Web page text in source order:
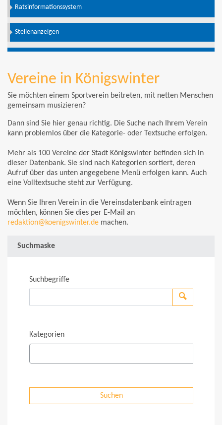
Ratsinformationssystem
Stellenanzeigen
Vereine in Königswinter
Sie möchten einem Sportverein beitreten, mit netten Menschen
gemeinsam musizieren?
Dann sind Sie hier genau richtig. Die Suche nach Ihrem Verein
kann problemlos über die Kategorie- oder Textsuche erfolgen.
Mehr als 100 Vereine der Stadt Königswinter befinden sich in
dieser Datenbank. Sie sind nach Kategorien sortiert, deren
Aufruf über das unten angegebene Menü erfolgen kann. Auch
eine Volltextsuche steht zur Verfügung.
Wenn Sie Ihren Verein in die Vereinsdatenbank eintragen
möchten, können Sie dies per E-Mail an
redaktion@koenigswinter.de machen.
Suchmaske
Suchbegriffe
Kategorien
Suchen